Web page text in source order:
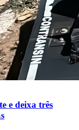
e deixa três